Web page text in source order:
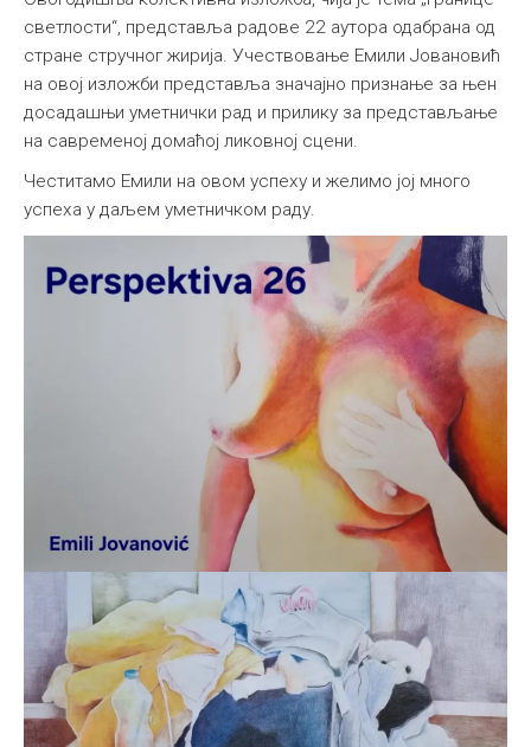
светлости“, представља радове 22 аутора одабрана од
стране стручног жирија. Учествовање Емили Јовановић
на овој изложби представља значајно признање за њен
досадашњи уметнички рад и прилику за представљање
на савременој домаћој ликовној сцени.
Честитамо Емили на овом успеху и желимо јој много
успеха у даљем уметничком раду.